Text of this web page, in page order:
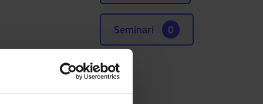
LOCOMOTORE
Seminari 0